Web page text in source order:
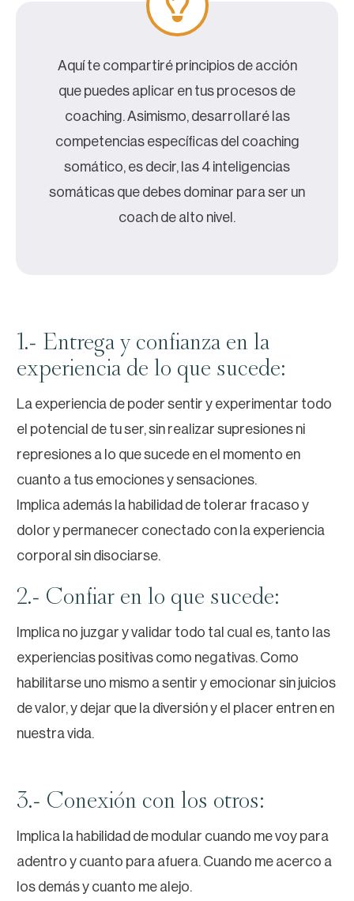
Aquí te compartiré principios de acción
que puedes aplicar en tus procesos de
coaching. Asimismo, desarrollaré las
competencias específicas del coaching
somático, es decir, las 4 inteligencias
somáticas que debes dominar para ser un
coach de alto nivel.
1.- Entrega y confianza en la
experiencia de lo que sucede:
La experiencia de poder sentir y experimentar todo
el potencial de tu ser, sin realizar supresiones ni
represiones a lo que sucede en el momento en
cuanto a tus emociones y sensaciones.
Implica además la habilidad de tolerar fracaso y
dolor y permanecer conectado con la experiencia
corporal sin disociarse.
2.- Confiar en lo que sucede:
Implica no juzgar y validar todo tal cual es, tanto las
experiencias positivas como negativas. Como
habilitarse uno mismo a sentir y emocionar sin juicios
de valor, y dejar que la diversión y el placer entren en
nuestra vida.
3.- Conexión con los otros:
Implica la habilidad de modular cuando me voy para
adentro y cuanto para afuera. Cuando me acerco a
los demás y cuanto me alejo.